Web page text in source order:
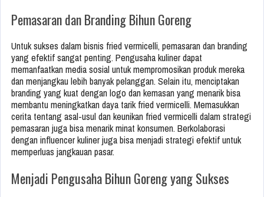
Pemasaran dan Branding Bihun Goreng
Untuk sukses dalam bisnis fried vermicelli, pemasaran dan branding
yang efektif sangat penting. Pengusaha kuliner dapat
memanfaatkan media sosial untuk mempromosikan produk mereka
dan menjangkau lebih banyak pelanggan. Selain itu, menciptakan
branding yang kuat dengan logo dan kemasan yang menarik bisa
membantu meningkatkan daya tarik fried vermicelli. Memasukkan
cerita tentang asal-usul dan keunikan fried vermicelli dalam strategi
pemasaran juga bisa menarik minat konsumen. Berkolaborasi
dengan influencer kuliner juga bisa menjadi strategi efektif untuk
memperluas jangkauan pasar.
Menjadi Pengusaha Bihun Goreng yang Sukses